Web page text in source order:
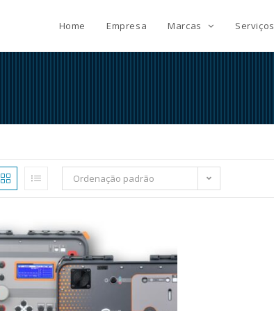
Home Empresa Marcas Serviços
Ordenação padrão